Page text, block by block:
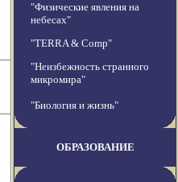
"Физические явления на
небесах"
"TERRA & Comp"
"Неизбежность странного
микромира"
"Биология и жизнь"
ОБРАЗОВАНИЕ